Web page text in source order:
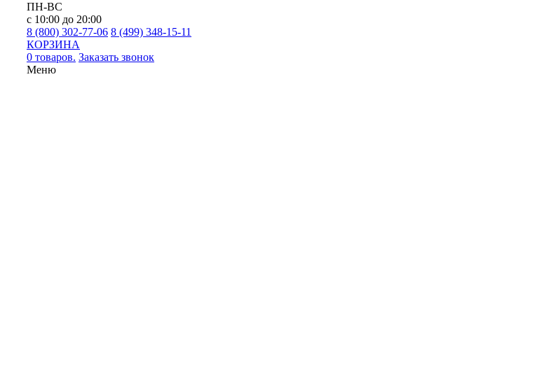
ПН-ВС
с 10:00 до 20:00
8 (800) 302-77-06 8 (499) 348-15-11
КОРЗИНА
0 товаров. Заказать звонок
Меню